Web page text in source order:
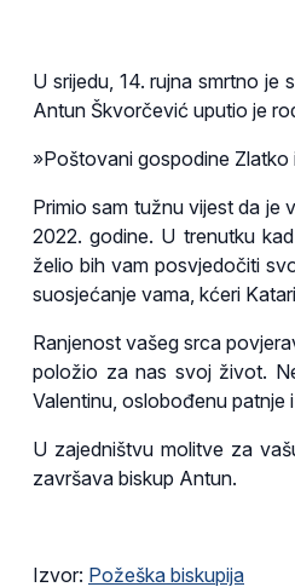
U srijedu, 14. rujna smrtno je
Antun Škvorčević uputio je
»Poštovani gospodine Zlatko
Primio sam tužnu vijest da je
2022. godine. U trenutku
želio bih vam posvjedočiti
suosjećanje vama, kćeri
Ranjenost vašeg srca
položio za nas svoj život.
Valentinu, oslobođenu patnje
U zajedništvu molitve za
završava biskup Antun.
Izvor: Požeška biskupija